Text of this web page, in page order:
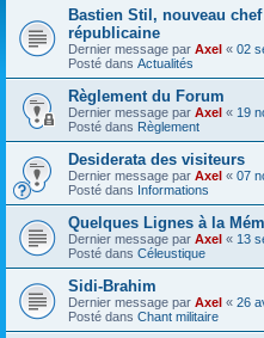
Bastien Stil, nouveau
républicaine
Dernier message par Axel « 02
Posté dans Actualités
Règlement du Forum
Dernier message par Axel « 19
Posté dans Règlement
Desiderata des visiteurs
Dernier message par Axel « 07
Posté dans Informations
Quelques Lignes à la
Dernier message par Axel « 13
Posté dans Céleustique
Sidi-Brahim
Dernier message par Axel « 26
Posté dans Chant militaire